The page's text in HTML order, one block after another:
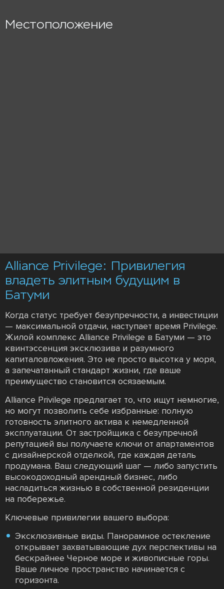
Местоположение
Alliance Privilege: Привилегия
владеть элитным будущим в
Батуми
Когда статус требует безупречности, а инвестиции
— максимальной отдачи, наступает время Privilege.
Жилой комплекс Alliance Privilege в Батуми — это
квинтэссенция эксклюзива и разумного
капиталовложения. Это не просто высотка у моря,
а запечатанный стандарт жизни, где ваше
преимущество становится осязаемым.
Alliance Privilege предлагает то, что ищут немногие,
но могут позволить себе избранные: полную
готовность элитного актива к немедленной
эксплуатации. От застройщика с безупречной
репутацией вы получаете ключи от апартаментов
с дизайнерской отделкой, где каждая деталь
продумана. Ваш следующий шаг — либо запустить
высокодоходный арендный бизнес, либо
насладиться жизнью в собственной резиденции
на побережье.
Ключевые привилегии вашего выбора:
Эксклюзивные виды. Панорамное остекление
открывает захватывающие дух перспективы на
бескрайнее Черное море и живописные горы.
Ваше личное пространство начинается с
горизонта.